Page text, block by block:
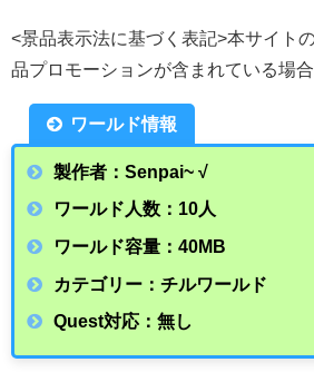
<景品表示法に基づく表記>本サイト
品プロモーションが含まれている場合
ワールド情報
製作者：Senpai~ √
ワールド人数：10人
ワールド容量：40MB
カテゴリー：チルワールド
Quest対応：無し